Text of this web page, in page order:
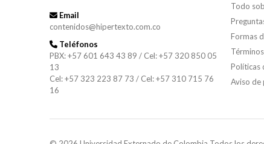
Email
contenidos@hipertexto.com.co
Teléfonos
PBX: +57 601 643 43 89 / Cel: +57 320 850 05
13
Cel: +57 323 223 87 73 / Cel: +57 310 715 76
16
Todo
Formas
Políticas
Aviso de